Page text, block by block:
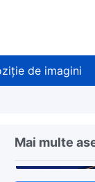
de imagini
Mai multe